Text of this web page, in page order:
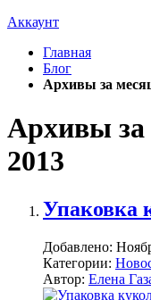
Аккаунт
Главная
Блог
Архивы за
Архивы
2013
Упаковка
Добавлено:
Категории:
Автор: Елена